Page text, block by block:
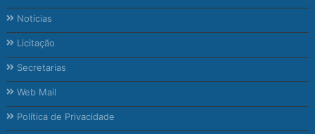
Notícias
Licitação
Secretarias
Web Mail
Política de Privacidade